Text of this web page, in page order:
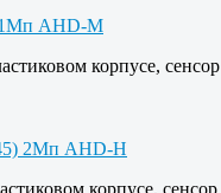
корпусе,
корпусе,